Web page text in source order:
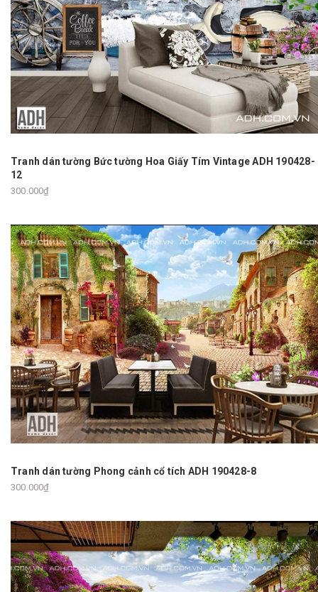
Tranh dán tường Bức tường Hoa Giấy Tím Vintage ADH 190428-
12
300.000₫
Tranh dán tường Phong cảnh cổ tích ADH 190428-8
300.000₫